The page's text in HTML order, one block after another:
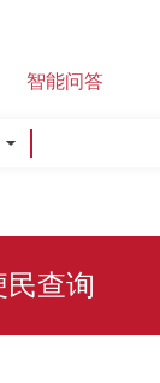
智能问答
民查询